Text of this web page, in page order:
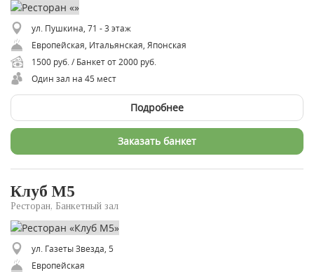
ул. Пушкина, 71 - 3 этаж
Европейская, Итальянская, Японская
1500 руб. / Банкет от 2000 руб.
Один зал на 45 мест
Подробнее
Заказать банкет
Клуб М5
Ресторан, Банкетный зал
ул. Газеты Звезда, 5
Европейская